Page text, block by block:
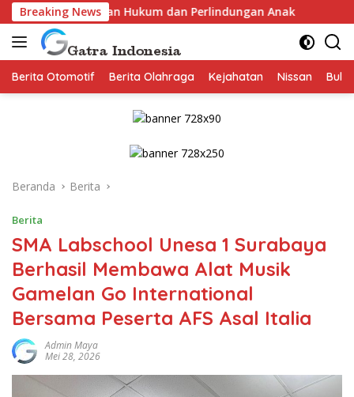
Langsung
ke
konten
Breaking News
Hukum dan Perlindungan Anak Staf Khusus
Berita Otomotif Berita Olahraga Kejahatan Nissan
Beranda Berita
Berita
SMA Labschool Unesa 1 Surabaya
Berhasil Membawa Alat Musik
Gamelan Go International
Bersama Peserta AFS Asal Italia
Admin Maya
Mei 28, 2026